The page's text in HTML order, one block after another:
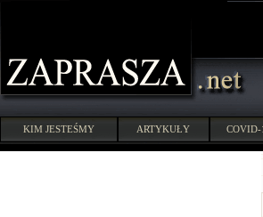
KIM JESTEŚMY ARTYKUŁY COVID-